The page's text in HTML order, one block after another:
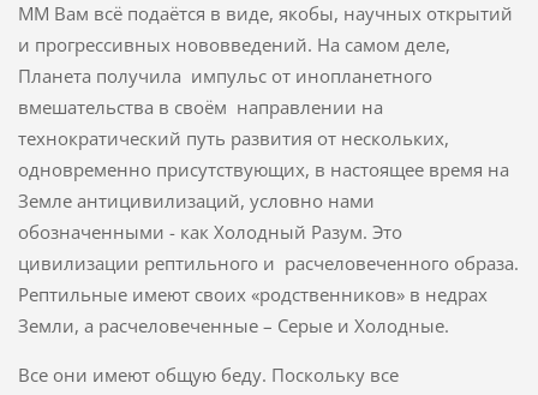
ММ Вам всё подаётся в виде, якобы, научных открытий
и прогрессивных нововведений. На самом деле,
Планета получила импульс от инопланетного
вмешательства в своём направлении на
технократический путь развития от нескольких,
одновременно присутствующих, в настоящее время на
Земле антицивилизаций, условно нами
обозначенными - как Холодный Разум. Это
цивилизации рептильного и расчеловеченного образа.
Рептильные имеют своих «родственников» в недрах
Земли, а расчеловеченные – Серые и Холодные.
Все они имеют общую беду. Поскольку все